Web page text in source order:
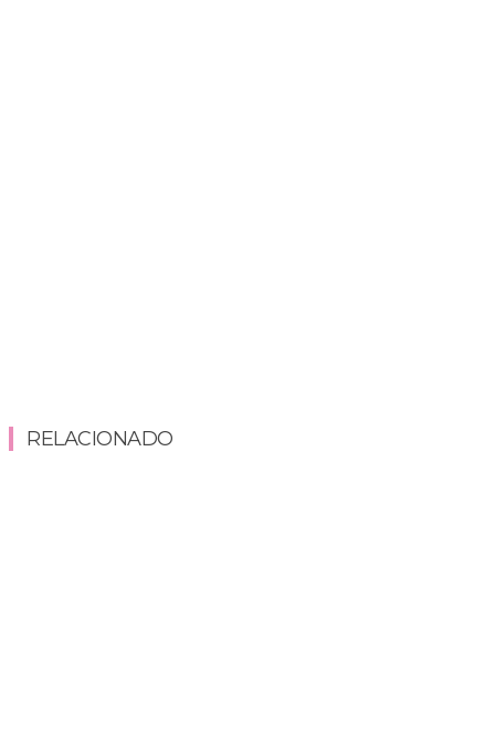
RELACIONADO